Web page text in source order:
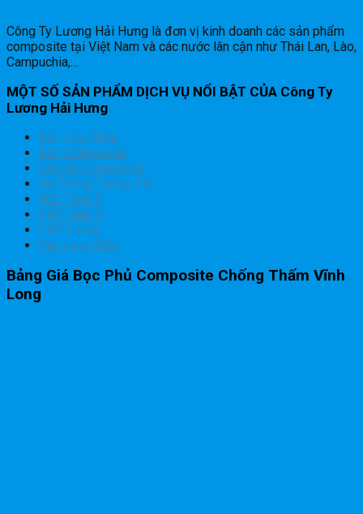
Công Ty Lương Hải Hưng là đơn vị kinh doanh các sản phẩm
composite tại Việt Nam và các nước lân cận như Thái Lan, Lào,
Campuchia,…
MỘT SỐ SẢN PHẨM DỊCH VỤ NỔI BẬT CỦA Công Ty
Lương Hải Hưng
Bồn Lắp Ghép
Bồn Composite
Grating Composite
Hệ Thống Thông Hơi
H2L Tank S
FRP Tank S
FRP Lining
Các Loại Khác
Bảng Giá Bọc Phủ Composite Chống Thấm Vĩnh
Long